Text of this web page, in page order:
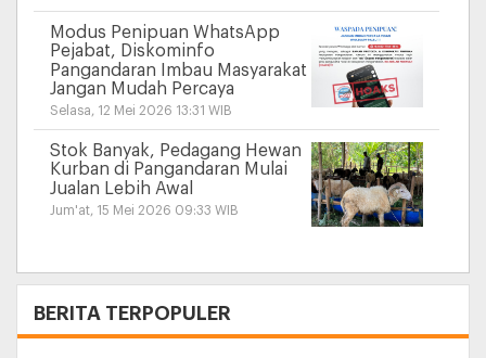
Modus Penipuan WhatsApp
Pejabat, Diskominfo
Pangandaran Imbau Masyarakat
Jangan Mudah Percaya
Selasa, 12 Mei 2026 13:31 WIB
Stok Banyak, Pedagang Hewan
Kurban di Pangandaran Mulai
Jualan Lebih Awal
Jum'at, 15 Mei 2026 09:33 WIB
BERITA TERPOPULER